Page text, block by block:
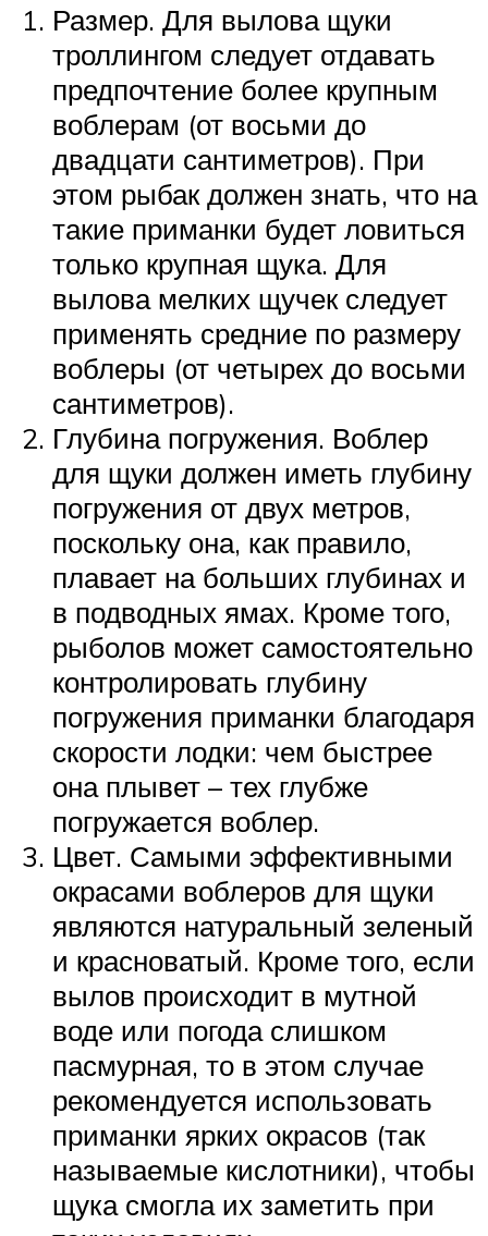
Размер. Для вылова щуки
троллингом следует отдавать
предпочтение более крупным
воблерам (от восьми до
двадцати сантиметров). При
этом рыбак должен знать, что на
такие приманки будет ловиться
только крупная щука. Для
вылова мелких щучек следует
применять средние по размеру
воблеры (от четырех до восьми
сантиметров).
Глубина погружения. Воблер
для щуки должен иметь глубину
погружения от двух метров,
поскольку она, как правило,
плавает на больших глубинах и
в подводных ямах. Кроме того,
рыболов может самостоятельно
контролировать глубину
погружения приманки благодаря
скорости лодки: чем быстрее
она плывет – тех глубже
погружается воблер.
Цвет. Самыми эффективными
окрасами воблеров для щуки
являются натуральный зеленый
и красноватый. Кроме того, если
вылов происходит в мутной
воде или погода слишком
пасмурная, то в этом случае
рекомендуется использовать
приманки ярких окрасов (так
называемые кислотники), чтобы
щука смогла их заметить при